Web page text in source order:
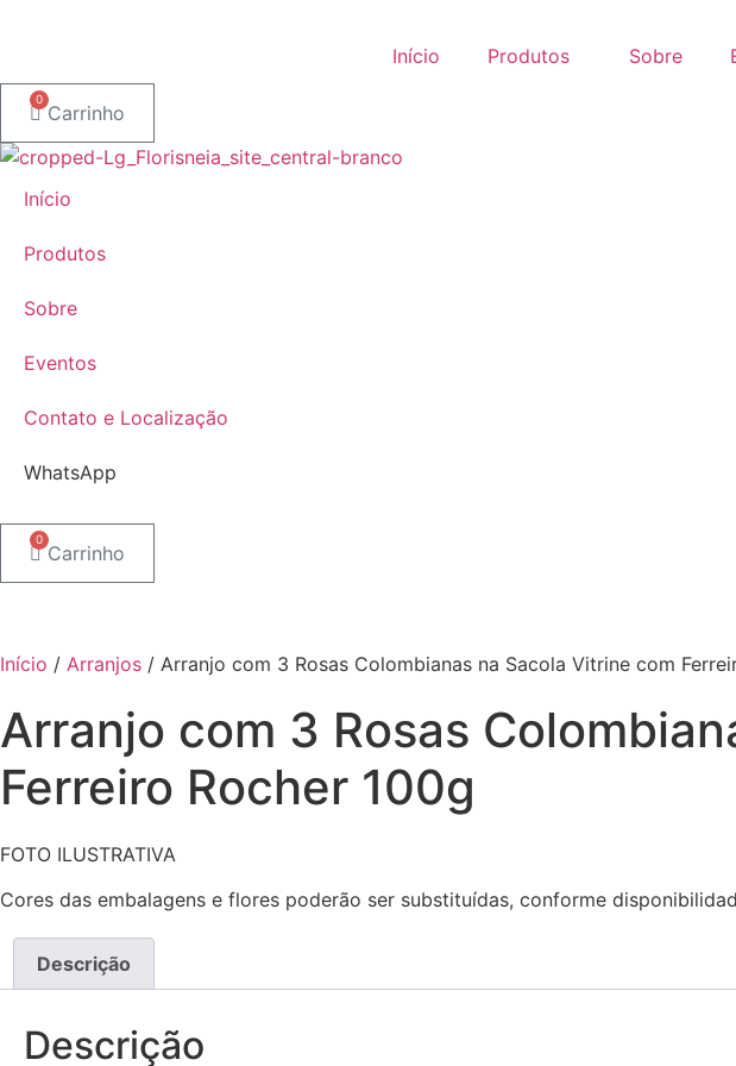
conteúdo
Início Produtos Sobre
0
Carrinho
Início
Produtos
Sobre
Eventos
Contato e Localização
WhatsApp
0
Carrinho
Início / Arranjos / Arranjo com 3 Rosas Colombianas na Sacola Vitrine com
Arranjo com 3 Rosas
Ferreiro Rocher 100g
FOTO ILUSTRATIVA
Cores das embalagens e flores poderão ser substituídas, conforme
Descrição
Descrição